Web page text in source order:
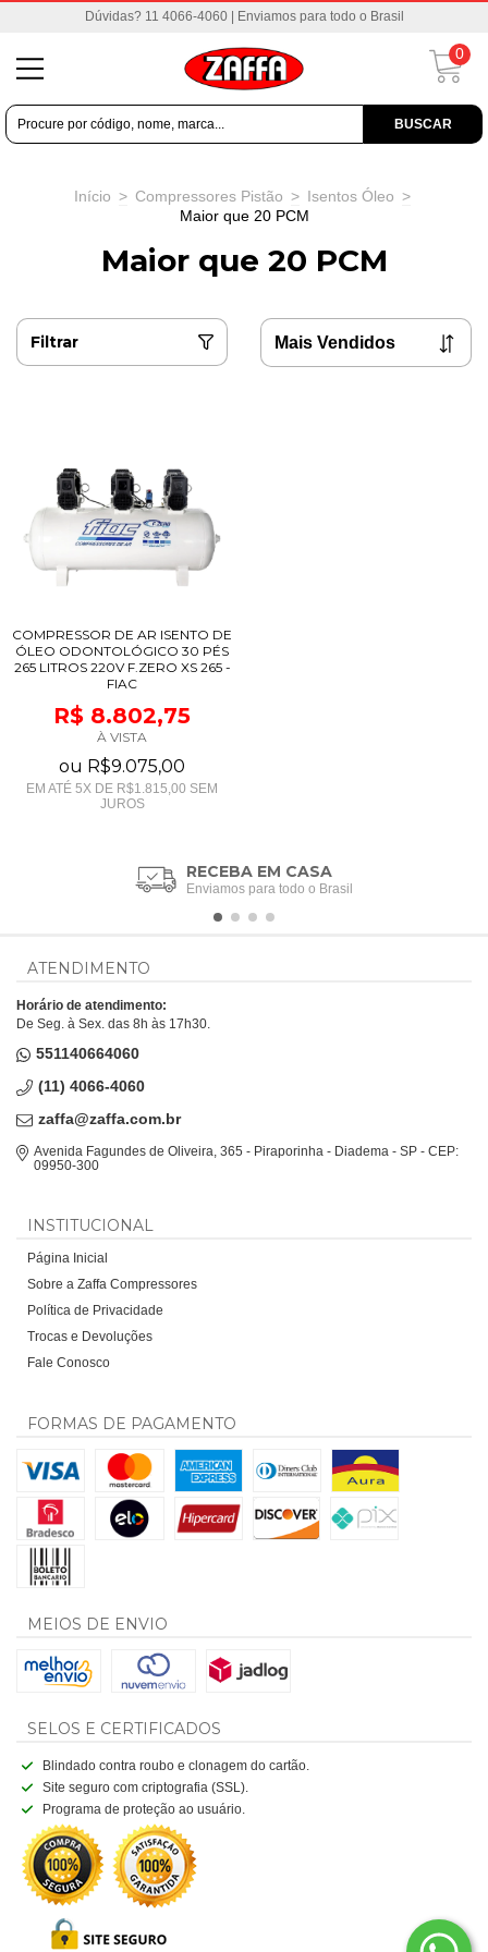
Dúvidas? 11 4066-4060 | Enviamos para todo o Brasil
BUSCAR
0
Início > Compressores Pistão > Isentos Óleo >
Maior que 20 PCM
Maior que 20 PCM
Filtrar
COMPRESSOR DE AR ISENTO DE
ÓLEO ODONTOLÓGICO 30 PÉS
265 LITROS 220V F.ZERO XS 265 -
FIAC
R$ 8.802,75
À VISTA
ou R$9.075,00
EM ATÉ 5X DE R$1.815,00 SEM
JUROS
RECEBA EM CASA
Enviamos para todo o Brasil
ATENDIMENTO
Horário de atendimento:
De Seg. à Sex. das 8h às 17h30.
551140664060
(11) 4066-4060
zaffa@zaffa.com.br
Avenida Fagundes de Oliveira, 365 - Piraporinha - Diadema - SP - CEP:
09950-300
INSTITUCIONAL
Página Inicial
Sobre a Zaffa Compressores
Política de Privacidade
Trocas e Devoluções
Fale Conosco
FORMAS DE PAGAMENTO
MEIOS DE ENVIO
SELOS E CERTIFICADOS
Blindado contra roubo e clonagem do cartão.
Site seguro com criptografia (SSL).
Programa de proteção ao usuário.